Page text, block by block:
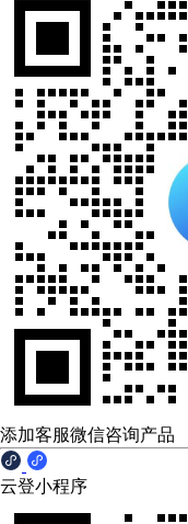
添加客服微信咨询产品
云登小程序